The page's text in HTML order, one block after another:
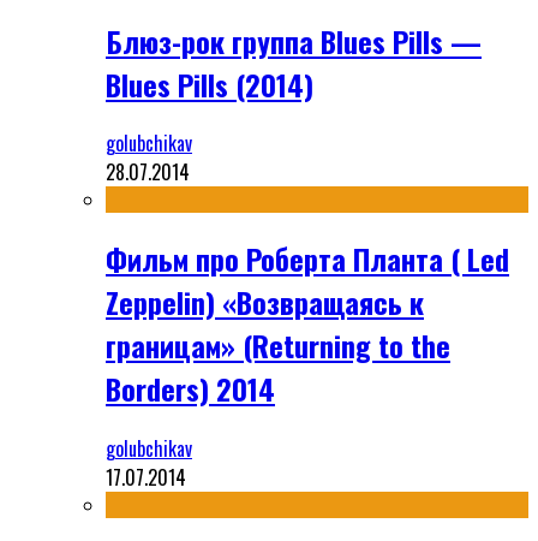
Блюз-рок группа Blues Pills —
Blues Pills (2014)
golubchikav
28.07.2014
Фильм про Роберта Планта ( Led
Zeppelin) «Возвращаясь к
границам» (Returning to the
Borders) 2014
golubchikav
17.07.2014